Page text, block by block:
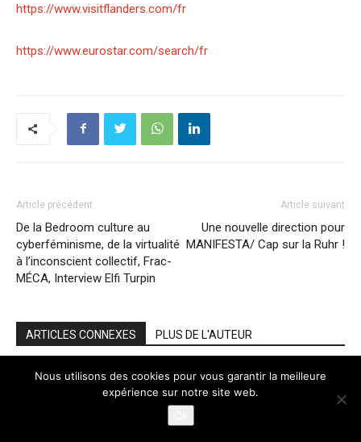
https://www.visitflanders.com/fr
https://www.eurostar.com/search/fr
Article précédent
De la Bedroom culture au
cyberféminisme, de la virtualité
à l’inconscient collectif, Frac-
MÉCA, Interview Elfi Turpin
Article suivant
Une nouvelle direction pour
MANIFESTA/ Cap sur la Ruhr !
ARTICLES CONNEXES PLUS DE L'AUTEUR
Victor Brauner, l’exposition-évènement
du Nouveau Musée national de
Nous utilisons des cookies pour vous garantir la meilleure
expérience sur notre site web.